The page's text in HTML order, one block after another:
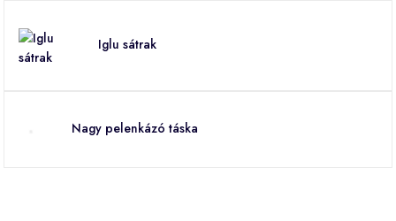
Iglu sátrak
Nagy pelenkázó táska